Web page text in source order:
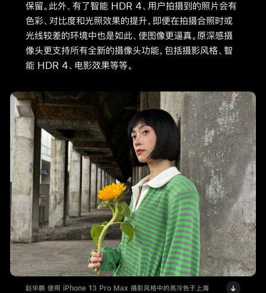
保留。此外、有了智能 HDR 4、用户拍摄到的照片会有
色彩、对比度和光照效果的提升，即便在拍摄合照时或
光线较差的环境中也是如此、使图像更逼真。原深感摄
像头更支持所有全新的摄像头功能，包括摄影风格、智
能 HDR 4、电影效果等等。
赵华鹏 使用 iPhone 13 Pro Max 摄影风格中的亮冷色于上海